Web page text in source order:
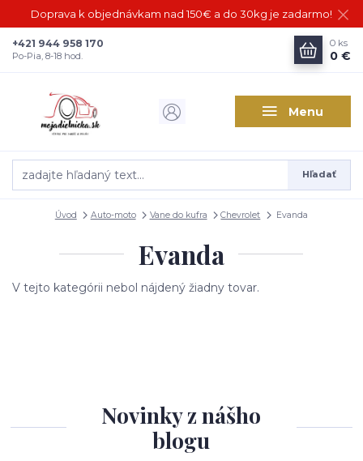
Doprava k objednávkam nad 150€ a do 30kg je zadarmo!
Menu
Hľadať
+421 944 958 170
Po-Pia, 8-18 hod.
0 ks
0 €
Úvod Auto-moto Vane do kufra Chevrolet Evanda
Evanda
V tejto kategórii nebol nájdený žiadny tovar.
Novinky z nášho
blogu